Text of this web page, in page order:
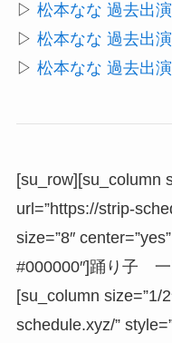
▷ 松本なな 過去出
▷ 松本なな 過去出
▷ 松本なな 過去出
[su_row][su_column
url=”https://strip-
size=”8″
#000000″]踊り子
[su_column size=”1/
schedule.xyz/”